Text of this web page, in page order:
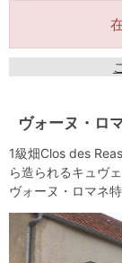
ヴォーヌ・ロ
1級畑Clos des
ら造られるキュヴェ
ヴォーヌ・ロマネ